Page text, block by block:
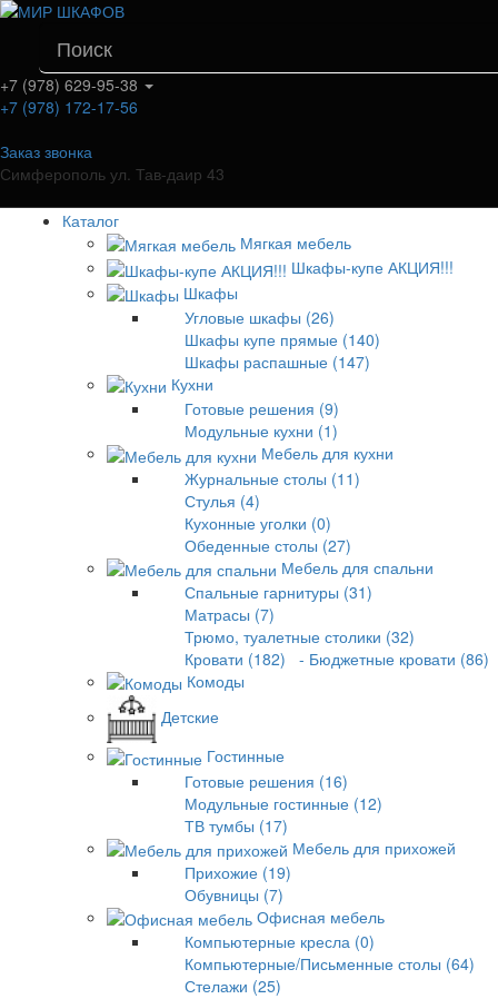
+7 (978) 629-95-38
+7 (978) 172-17-56
Заказ звонка
Симферополь ул. Тав-даир 43
Каталог
Мягкая мебель
Шкафы-купе АКЦИЯ!!!
Шкафы
Угловые шкафы (26)
Шкафы купе прямые (140)
Шкафы распашные (147)
Кухни
Готовые решения (9)
Модульные кухни (1)
Мебель для кухни
Журнальные столы (11)
Стулья (4)
Кухонные уголки (0)
Обеденные столы (27)
Мебель для спальни
Спальные гарнитуры (31)
Матрасы (7)
Трюмо, туалетные столики (32)
Кровати (182)
- Бюджетные кровати (86)
Комоды
Детские
Гостинные
Готовые решения (16)
Модульные гостинные (12)
ТВ тумбы (17)
Мебель для прихожей
Прихожие (19)
Обувницы (7)
Офисная мебель
Компьютерные кресла (0)
Компьютерные/Письменные столы (64)
Стелажи (25)